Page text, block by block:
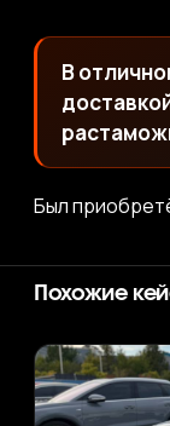
В
Был
Похожие